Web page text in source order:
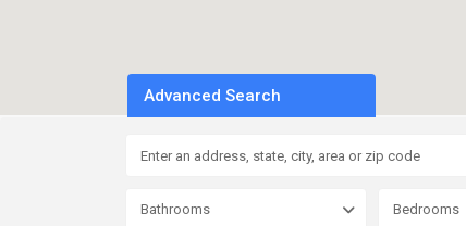
Advanced Search
Bathrooms Bedrooms